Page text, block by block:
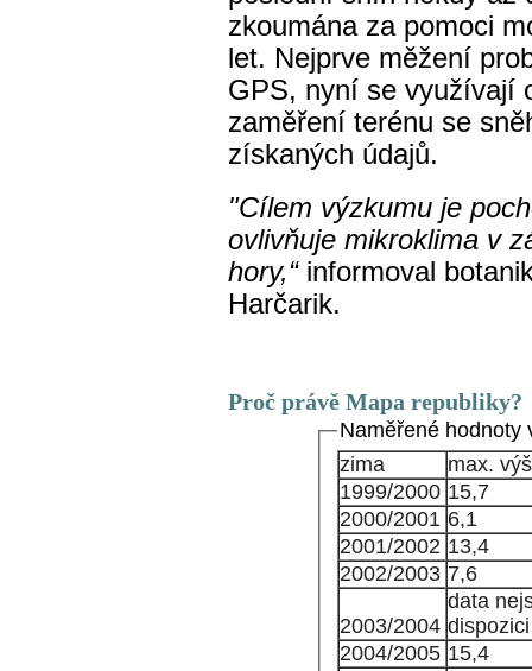
zkoumána za pomoci
let. Nejprve měžení
GPS, nyní se využívají
zaměření terénu se
získaných údajů.
"Cílem výzkumu je
ovlivňuje mikroklima v
hory,“ informoval
Harčarik.
Proč právě Mapa republiky?
Naměřené hodnoty
zima
max.
1999/2000 15,7
2000/2001 6,1
2001/2002 13,4
2002/2003 7,6
2003/2004
data
dispozici
2004/2005 15,4